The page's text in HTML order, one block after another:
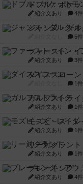
ドブル：ポケ
紹介文あり 4
ジャンヌ・ダ
5
ファースト・イ
紹介文あり 3
ダイススローン
1
ガルフストライ
紹介文あり 1
モズビ－ズ・
紹介文あり 1
リー対グラント
紹介文あり 1
ブレーキング・
紹介文あり 4